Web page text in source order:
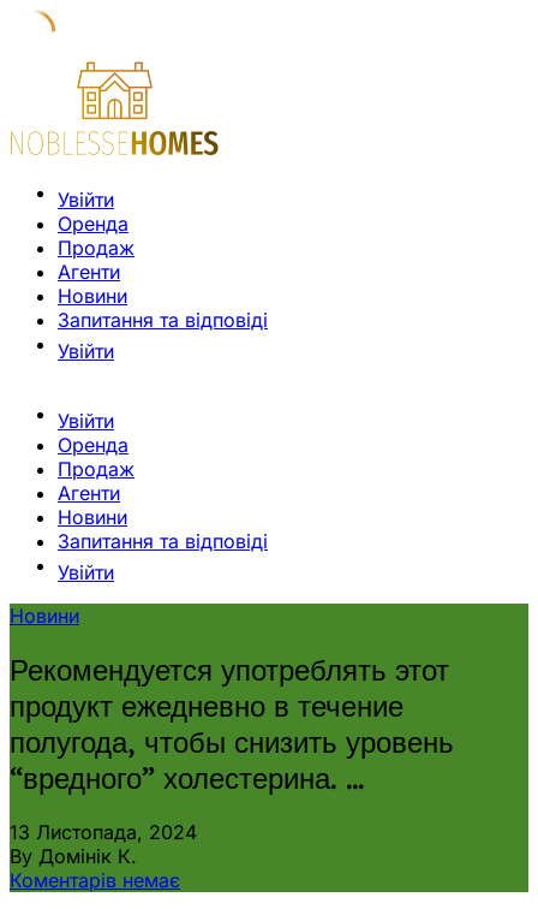
Увійти
Оренда
Продаж
Агенти
Новини
Запитання та відповіді
Увійти
Увійти
Оренда
Продаж
Агенти
Новини
Запитання та відповіді
Увійти
Новини
Рекомендуется употреблять этот
продукт ежедневно в течение
полугода, чтобы снизить уровень
“вредного” холестерина. …
13 Листопада, 2024
By Домінік К.
Коментарів немає